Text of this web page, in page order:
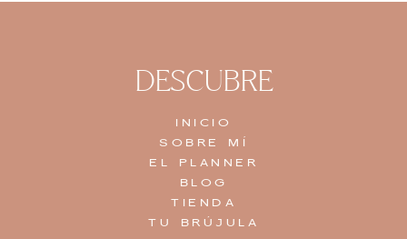
DESCUBRE
INICIO
SOBRE MÍ
EL PLANNER
BLOG
TIENDA
TU BRÚJULA